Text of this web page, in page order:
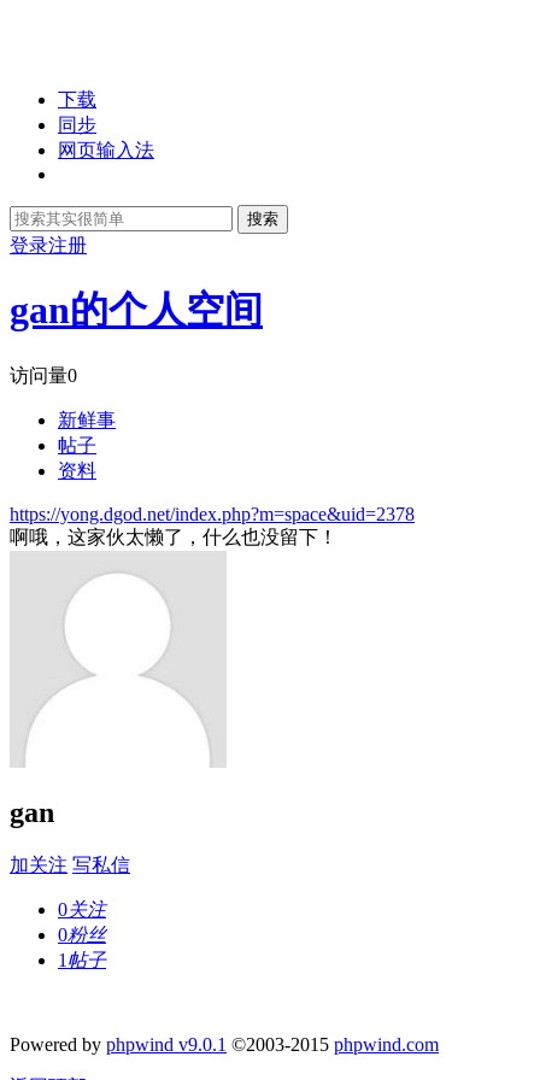
下载
同步
网页输入法
搜索
登录注册
gan的个人空间
访问量0
新鲜事
帖子
资料
https://yong.dgod.net/index.php?m=space&uid=2378
啊哦，这家伙太懒了，什么也没留下！
gan
加关注 写私信
0关注
0粉丝
1 帖子
Powered by phpwind v9.0.1 ©2003-2015 phpwind.com